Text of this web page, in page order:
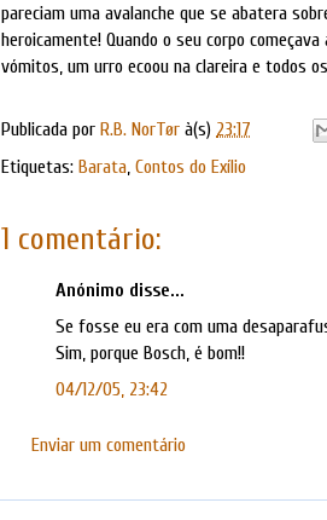
pareciam uma avalanche que se abatera
heroicamente! Quando o seu corpo
vómitos, um urro ecoou na clareira e todos
Publicada por R.B. NorTør à(s) 23:17
Etiquetas: Barata Contos do Exílio
1 comentário:
Anónimo disse...
Se fosse eu era com uma
Sim, porque Bosch, é bom!!
04/12/05, 23:42
Enviar um comentário